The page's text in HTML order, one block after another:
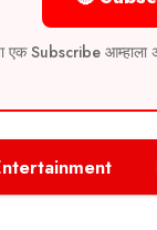
एक Subscribe आम्हाला